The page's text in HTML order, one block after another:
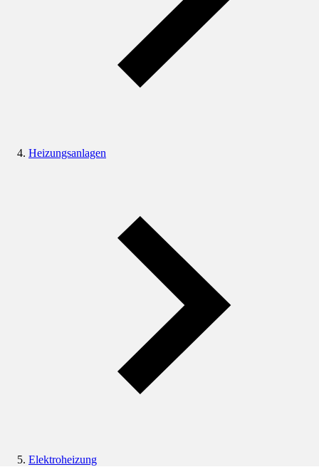
Heizungsanlagen
Elektroheizung